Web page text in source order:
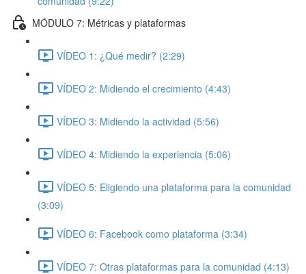
MÓDULO 7: Métricas y plataformas
VÍDEO 1: ¿Qué medir? (2:29)
VÍDEO 2: Midiendo el crecimiento (4:43)
VÍDEO 3: Midiendo la actividad (5:56)
VÍDEO 4: Midiendo la experiencia (5:06)
VÍDEO 5: Eligiendo una plataforma para la comunidad
(3:09)
VÍDEO 6: Facebook como plataforma (3:34)
VÍDEO 7: Otras plataformas para la comunidad (4:13)